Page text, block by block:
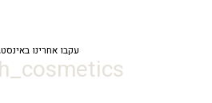
עקבו אחרינו